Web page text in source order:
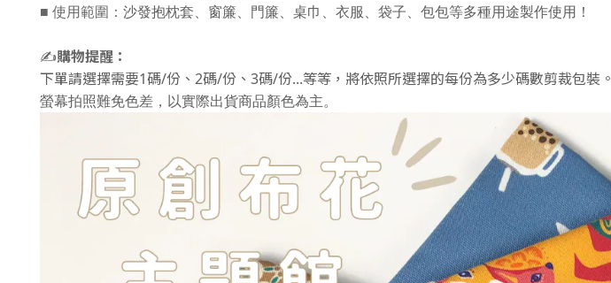
■ 使用範圍： 沙發抱枕套、窗簾、門簾、桌巾、衣服、袋子、包包等多種用途製作使用！
✍️購物提醒：
下單請選擇需要1碼/份、2碼/份、3碼/份...等等，將依照所選擇的每份為多少碼數剪裁包裝。
螢幕拍照難免色差，以實際出貨商品顏色為主。